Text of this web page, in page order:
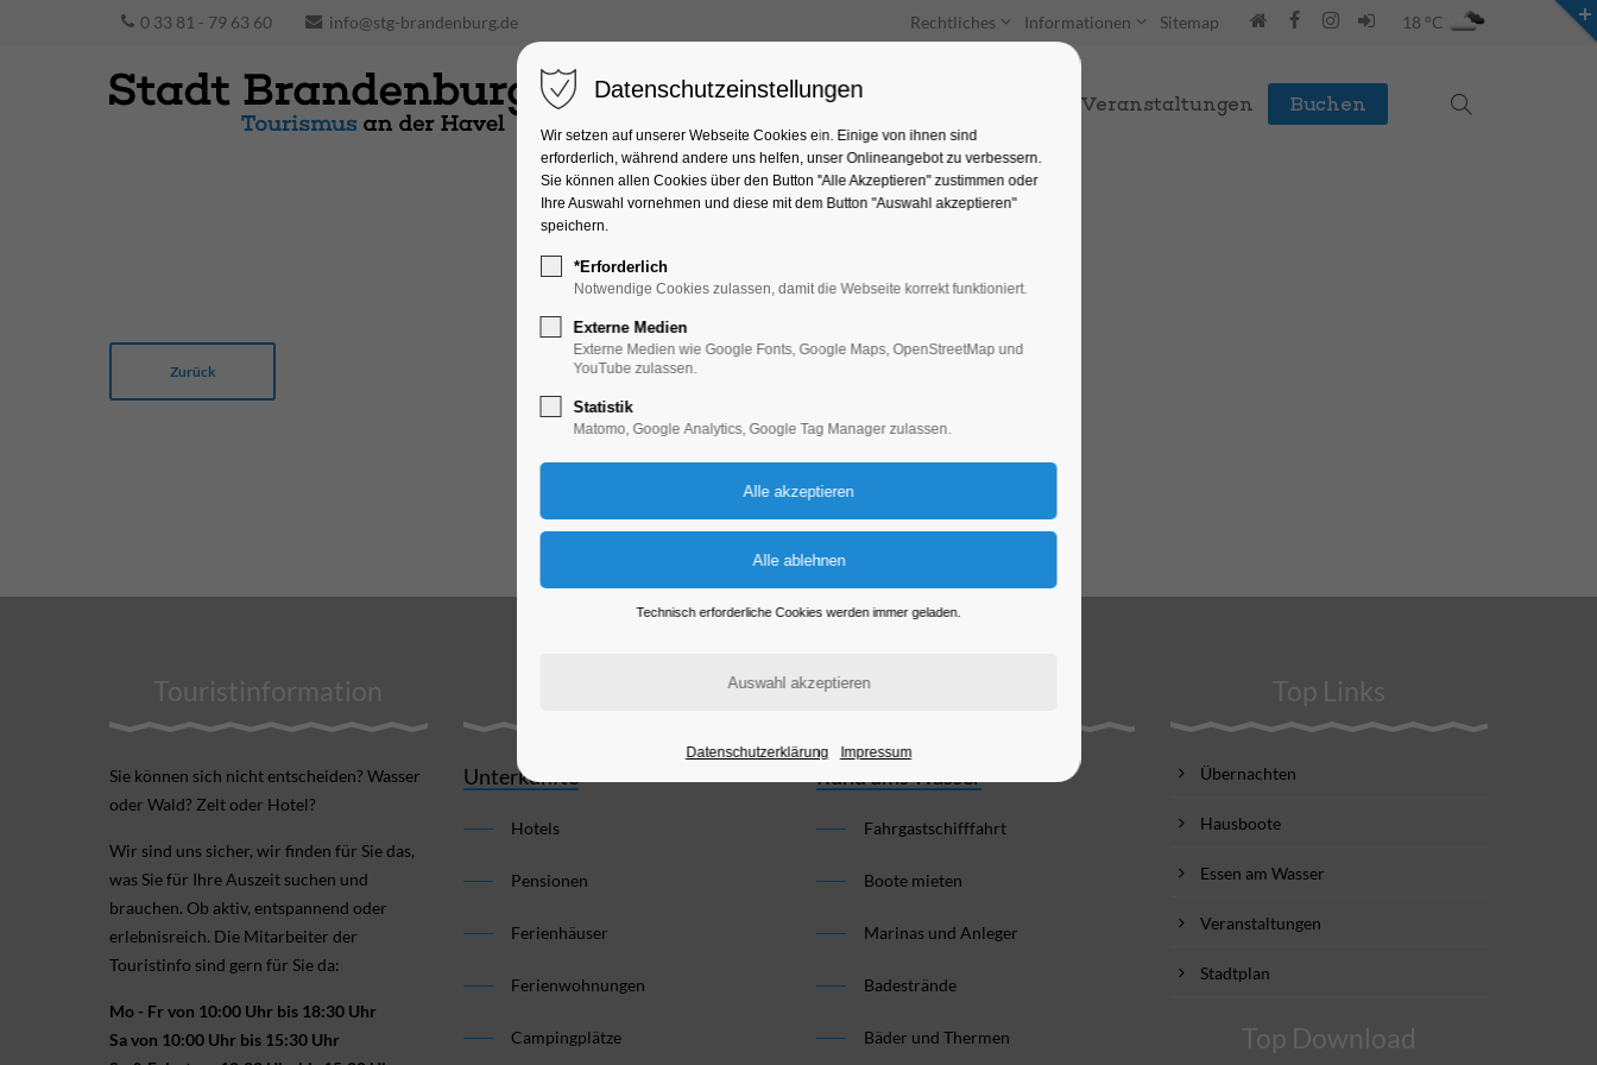
den Login links.
Webeinträge
klicken Sie bitte auf den Button und loggen
Sie sich dort ein.
Webeintrag
0 33 81 - 79 63 60 info@stg-brandenburg.de Rechtliches Informationen Sitemap 18 °C
Unterkünfte Entdecken & Erleben Veranstaltungen Buchen
Zurück
Touristinformation
Sie können sich nicht ent­scheiden? Wasser
oder Wald? Zelt oder Hotel?
Wir sind uns sicher, wir finden für Sie das,
was Sie für Ihre Aus­zeit suchen und
brauchen. Ob aktiv, ent­spannend oder
erlebnis­reich. Die Mitarbeiter der
Touristinfo sind gern für Sie da:
Mo - Fr von 10:00 Uhr bis 18:30 Uhr
Sa von 10:00 Uhr bis 15:30 Uhr
Brandenburg an der Havel
Unterkünfte
Hotels
Pensionen
Ferienhäuser
Ferienwohnungen
Campingplätze
Rund ums Wasser
Fahrgastschifffahrt
Boote mieten
Marinas und Anleger
Badestrände
Bäder und Thermen
Top Links
Übernachten
Hausboote
Essen am Wasser
Veranstaltungen
Stadtplan
Top Download
Datenschutzeinstellungen
Wir setzen auf unserer Webseite Cookies ein. Einige von ihnen sind
erforderlich, während andere uns helfen, unser Onlineangebot zu verbessern.
Sie können allen Cookies über den Button "Alle Akzeptieren" zustimmen oder
Ihre Auswahl vornehmen und diese mit dem Button "Auswahl akzeptieren"
speichern.
*Erforderlich
Notwendige Cookies zulassen, damit die Webseite korrekt funktioniert.
Externe Medien
Externe Medien wie Google Fonts, Google Maps, OpenStreetMap und
YouTube zulassen.
Statistik
Matomo, Google Analytics, Google Tag Manager zulassen.
Technisch erforderliche Cookies werden immer geladen.
Datenschutzerklärung Impressum